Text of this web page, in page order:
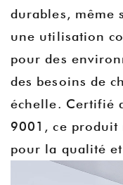
durables, même
une utilisation
pour des
des besoins de
échelle. Certifié
9001, ce produit
pour la qualité